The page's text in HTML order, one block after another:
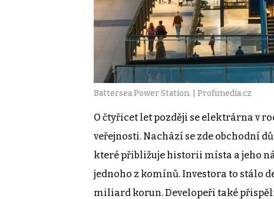
Battersea Power Station. | Profimedia.cz
O čtyřicet let později se elektrárna v
veřejnosti. Nachází se zde obchodní
které přibližuje historii místa a jeho
jednoho z komínů. Investora to stálo
miliard korun. Developeři také